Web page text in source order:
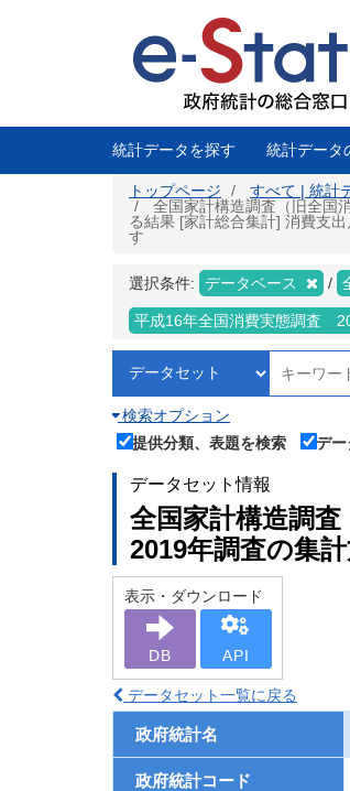
に
統計データを探す 統計データ
トップページ
すべて | 統計
全国家計構造調査（旧全国
る結果 [家計総合集計] 消費支
す
選択条件: データベース
平成16年全国消費実態調査
検索オプション
提供分類、表題を検索
デ
データセット情報
全国家計構造調
2019年調査の集
表示・ダウンロード
DB API
データセット一覧に戻る
政府統計名
政府統計コード